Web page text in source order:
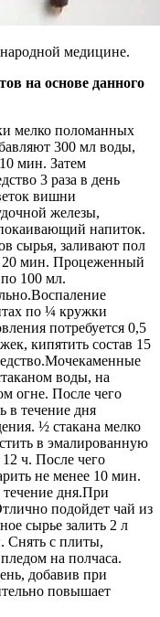
медицине.
на основе данного
мелко поломанных
300 мл воды,
мин. Затем
3 раза в день
вишни
железы,
напиток.
сырья, заливают пол
20 мин. Процеженный
100 мл.
по ¼ кружки
потребуется 0,5
кипятить состав 15
воды, на
огне. После чего
в течение дня
½ стакана мелко
в эмалированную
ч. После чего
не менее 10 мин.
дня.При
подойдет чай из
сырье залить 2 л
Снять с плиты,
на полчаса.
добавив при
повышает